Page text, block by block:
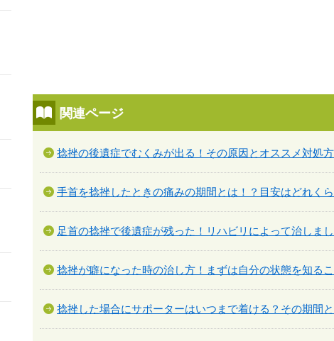
関連ページ
捻挫の後遺症でむくみが出る！その原因とオススメ対処
手首を捻挫したときの痛みの期間とは！？目安はどれくら
足首の捻挫で後遺症が残った！リハビリによって治しまし
捻挫が癖になった時の治し方！まずは自分の状態を知るこ
捻挫した場合にサポーターはいつまで着ける？その期間と